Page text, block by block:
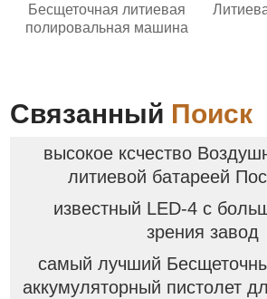
Бесщеточная литиевая
полировальная машина
Связанный Поиск
высокое ксчество
литиевой батареей
известный LED-4 с
зрения завод
самый лучший
аккумуляторный пистолет